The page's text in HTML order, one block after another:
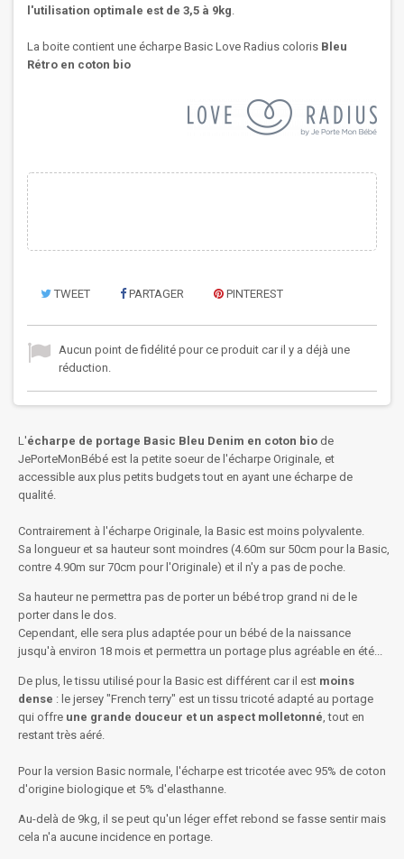
l'utilisation optimale est de 3,5 à 9kg.
La boite contient une écharpe Basic Love Radius coloris Bleu
Rétro en coton bio
TWEET PARTAGER PINTEREST
Aucun point de fidélité pour ce produit car il y a déjà une
réduction.
L'écharpe de portage Basic Bleu Denim en coton bio de
JePorteMonBébé est la petite soeur de l'écharpe Originale, et
accessible aux plus petits budgets tout en ayant une écharpe de
qualité.
Contrairement à l'écharpe Originale, la Basic est moins polyvalente.
Sa longueur et sa hauteur sont moindres (4.60m sur 50cm pour la Basic,
contre 4.90m sur 70cm pour l'Originale) et il n'y a pas de poche.
Sa hauteur ne permettra pas de porter un bébé trop grand ni de le
porter dans le dos.
Cependant, elle sera plus adaptée pour un bébé de la naissance
jusqu'à environ 18 mois et permettra un portage plus agréable en été...
De plus, le tissu utilisé pour la Basic est différent car il est moins
dense : le jersey "French terry" est un tissu tricoté adapté au portage
qui offre une grande douceur et un aspect molletonné, tout en
restant très aéré.
Pour la version Basic normale, l'écharpe est tricotée avec 95% de coton
d'origine biologique et 5% d'elasthanne.
Au-delà de 9kg, il se peut qu'un léger effet rebond se fasse sentir mais
cela n'a aucune incidence en portage.